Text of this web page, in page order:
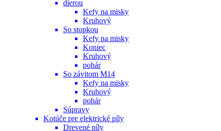
dierou
Kefy na misky
Kruhový
So stopkou
Kefy na misky
Koniec
Kruhový
pohár
So závitom M14
Kefy na misky
Kruhový
pohár
Súpravy
Kotúče pre elektrické píly
Drevené píly